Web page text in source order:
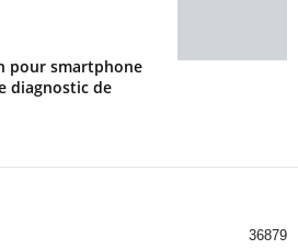
pour smartphone
diagnostic de
36879